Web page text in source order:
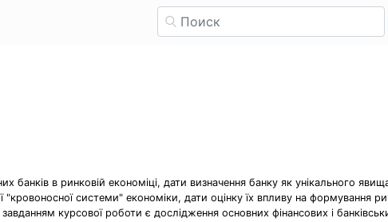
банків в ринковій економіці, дати визначення банку як унікального
"кровоносної системи" економіки, дати оцінку їх впливу на формування
курсової роботи є дослідження основних фінансових і